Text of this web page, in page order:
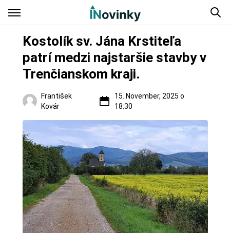
Kostolík sv. Jána Krstiteľa
patrí medzi najstaršie stavby v
Trenčianskom kraji.
František
Kovár
15. November, 2025 o
18:30